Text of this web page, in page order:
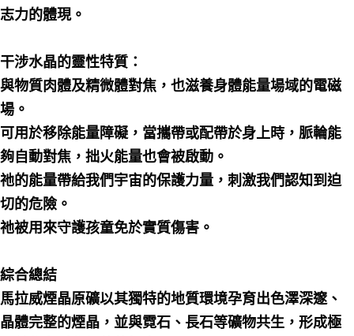
志力的體現。
干涉水晶的靈性特質：
與物質肉體及精微體對焦，也滋養身體能量場域的電磁
場。
可用於移除能量障礙，當攜帶或配帶於身上時，脈輪能
夠自動對焦，拙火能量也會被啟動。
祂的能量帶給我們宇宙的保護力量，刺激我們認知到迫
切的危險。
祂被用來守護孩童免於實質傷害。
綜合總結
馬拉威煙晶原礦以其獨特的地質環境孕育出色澤深邃、
晶體完整的煙晶，並與霓石、長石等礦物共生，形成極